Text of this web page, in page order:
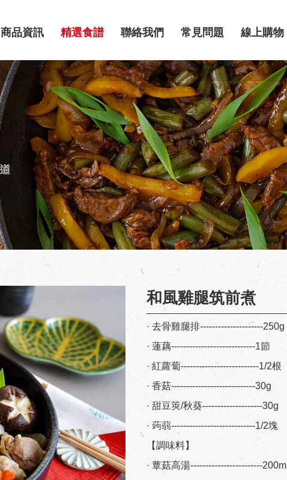
商品資訊 精選食譜 聯絡我們 常見問題 線上購物
和風雞腿筑前煮
· 去骨雞腿排---------------------250g
· 蓮藕----------------------------1節
· 紅蘿蔔--------------------------1/2根
· 香菇----------------------------30g
· 甜豆筴/秋葵--------------------30g
· 蒟蒻----------------------------1/2塊
【調味料】
· 蕈菇高湯------------------------200ml